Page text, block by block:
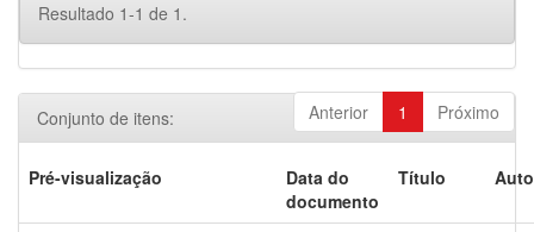
Resultado 1-1 de 1.
Anterior 1 Próximo
Conjunto de itens:
Pré-visualização
Data do
documento
Título